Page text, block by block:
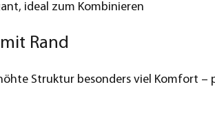
ideal zum Kombinieren
Rand
Struktur besonders viel Komfort